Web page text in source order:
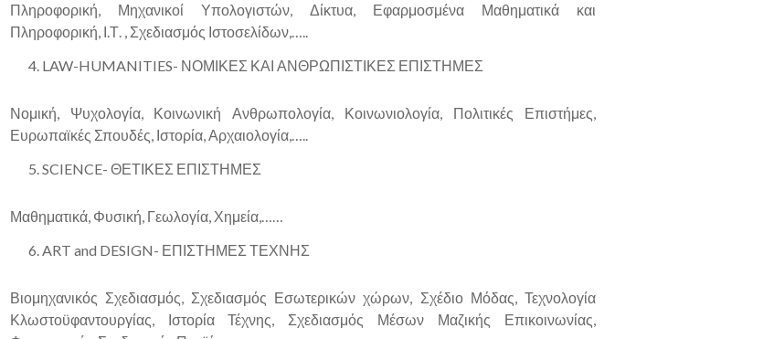
Πληροφορική, Μηχανικοί Υπολογιστών, Δίκτυα, Εφαρμοσμένα Μαθηματικά και
Πληροφορική, Ι.Τ. , Σχεδιασμός Ιστοσελίδων,…..
LAW-HUMANITIES- ΝΟΜΙΚΕΣ ΚΑΙ ΑΝΘΡΩΠΙΣΤΙΚΕΣ ΕΠΙΣΤΗΜΕΣ
Νομική, Ψυχολογία, Κοινωνική Ανθρωπολογία, Κοινωνιολογία, Πολιτικές Επιστήμες,
Ευρωπαϊκές Σπουδές, Ιστορία, Αρχαιολογία,…..
SCIENCE- ΘΕΤΙΚΕΣ ΕΠΙΣΤΗΜΕΣ
Μαθηματικά, Φυσική, Γεωλογία, Χημεία,……
ART and DESIGN- ΕΠΙΣΤΗΜΕΣ ΤΕΧΝΗΣ
Βιομηχανικός Σχεδιασμός, Σχεδιασμός Εσωτερικών χώρων, Σχέδιο Μόδας, Τεχνολογία
Κλωστοϋφαντουργίας, Ιστορία Τέχνης, Σχεδιασμός Μέσων Μαζικής Επικοινωνίας,